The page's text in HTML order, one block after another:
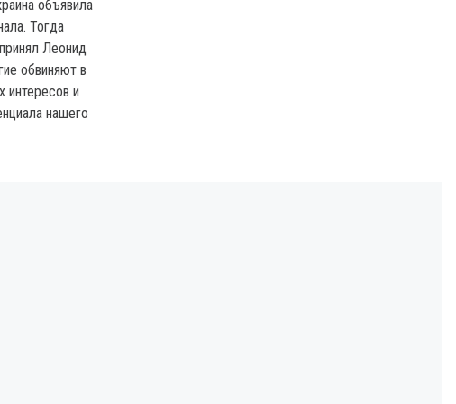
объявила
Тогда
Леонид
обвиняют в
интересов и
нашего